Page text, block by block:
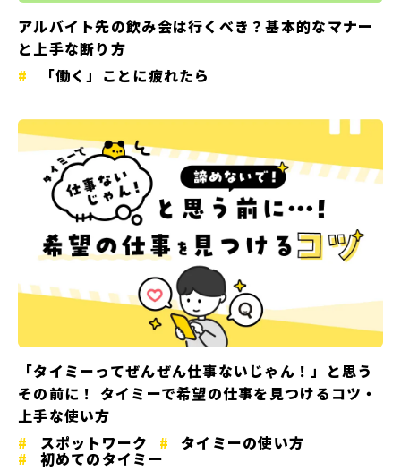
アルバイト先の飲み会は行くべき？基本的なマナー
と上手な断り方
「働く」ことに疲れたら
「タイミーってぜんぜん仕事ないじゃん！」と思う
その前に！ タイミーで希望の仕事を見つけるコツ・
上手な使い方
スポットワーク
タイミーの使い方
初めてのタイミー